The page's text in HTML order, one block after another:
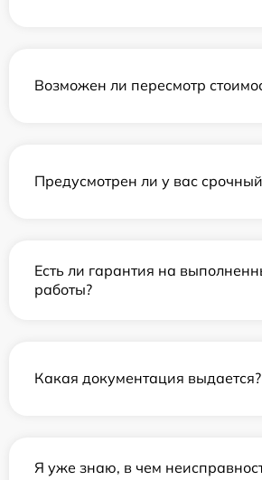
Возможен ли пересмотр
Предусмотрен ли у вас
Есть ли гарантия на
работы?
Какая документация выдается?
Я уже знаю, в чем